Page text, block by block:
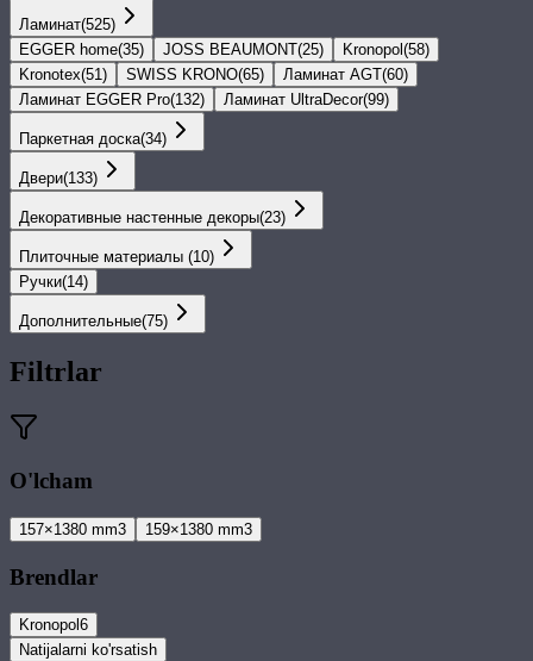
Ламинат(525)
EGGER home(35) JOSS BEAUMONT(25) Kronopol(58)
Kronotex(51) SWISS KRONO(65) Ламинат AGT(60)
Ламинат EGGER Pro(132) Ламинат UltraDecor(99)
Паркетная доска(34)
Двери(133)
Декоративные настенные декоры(23)
Плиточные материалы (10)
Ручки(14)
Дополнительные(75)
Filtrlar
O'lcham
157×1380 mm3 159×1380 mm3
Brendlar
Kronopol 6
Natijalarni ko'rsatish